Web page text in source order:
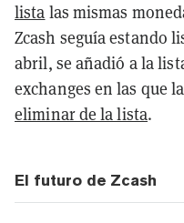
lista las mismas
Zcash seguía estando
abril, se añadió a la
exchanges en las que
eliminar de la lista.
El futuro de Zcash